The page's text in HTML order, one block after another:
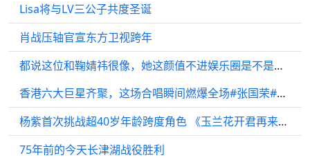
Lisa将与LV三公子共度圣诞
肖战压轴官宣东方卫视跨年
都说这位和鞠婧祎很像，她这颜值不进娱乐圈是不是有些亏？
香港六大巨星齐聚，这场合唱瞬间燃爆全场#张国荣#梅艳芳#甄妮
杨紫首次挑战超40岁年龄跨度角色 《玉兰花开君再来》正式开机
75年前的今天长津湖战役胜利